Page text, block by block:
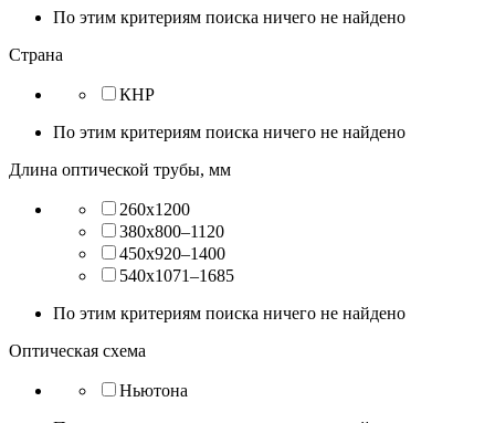
По этим критериям поиска ничего не найдено
Страна
КНР
По этим критериям поиска ничего не найдено
Длина оптической трубы, мм
260x1200
380x800–1120
450x920–1400
540x1071–1685
По этим критериям поиска ничего не найдено
Оптическая схема
Ньютона